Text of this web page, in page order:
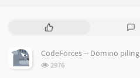
P
p
u
e
CodeForces -- Domino piling
浏
2976